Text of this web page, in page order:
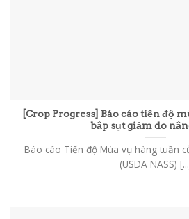
[Crop Progress] Báo cáo tiến độ
bắp sụt giảm do
Báo cáo Tiến độ Mùa vụ hàng tuần
(USDA NASS)